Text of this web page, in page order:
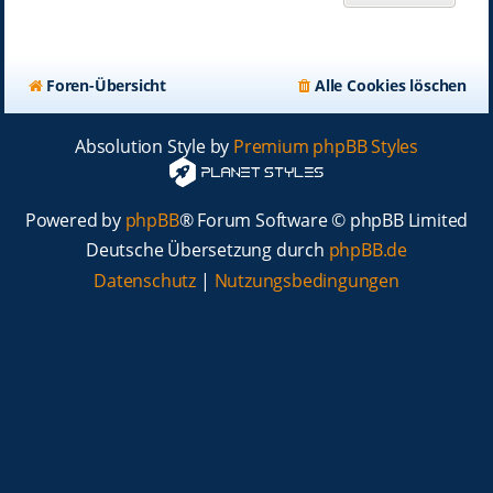
Foren-Übersicht Alle Cookies löschen
Absolution Style by Premium phpBB Styles
Powered by phpBB® Forum Software © phpBB Limited
Deutsche Übersetzung durch phpBB.de
Datenschutz | Nutzungsbedingungen